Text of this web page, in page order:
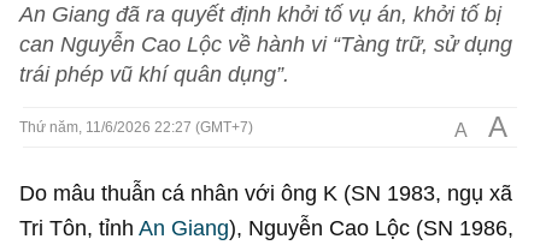
An Giang đã ra quyết định khởi tố vụ án, khởi tố bị
can Nguyễn Cao Lộc về hành vi “Tàng trữ, sử dụng
trái phép vũ khí quân dụng”.
Thứ năm, 11/6/2026 22:27 (GMT+7) A A
Do mâu thuẫn cá nhân với ông K (SN 1983, ngụ xã
Tri Tôn, tỉnhAn Giang), Nguyễn Cao Lộc (SN 1986,